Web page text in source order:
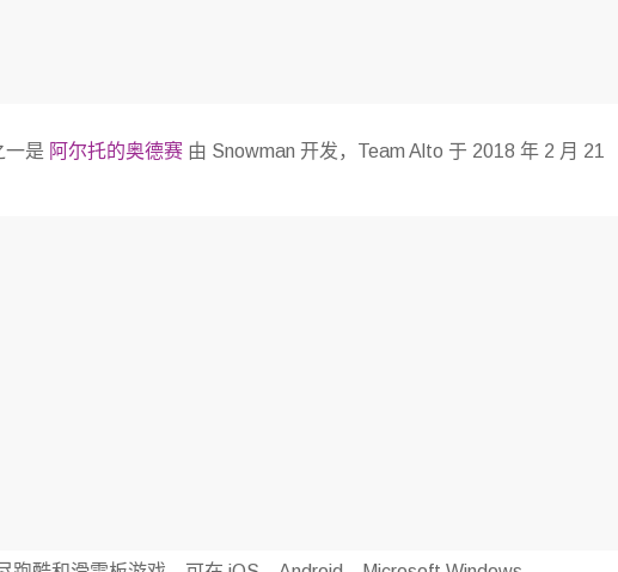
一是 阿尔托的奥德赛 由 Snowman 开发，Team Alto 于 2018 年 2 月 21